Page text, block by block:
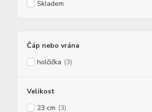
Skladem
Čáp nebo vrána
holčička (3)
Velikost
23 cm (3)